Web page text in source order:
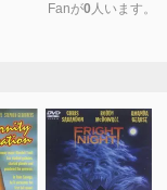
Fanが0 人います。